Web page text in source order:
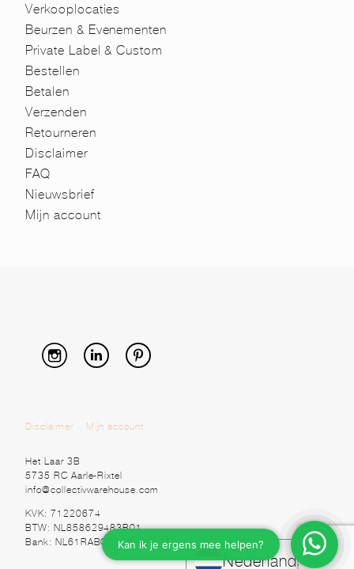
Verkooplocaties
Beurzen & Evenementen
Private Label & Custom
Bestellen
Betalen
Verzenden
Retourneren
Disclaimer
FAQ
Nieuwsbrief
Mijn account
Disclaimer Mijn account
Het Laar 3B
5735 RC Aarle-Rixtel
info@collectivwarehouse.com
KVK: 71220674
BTW: NL858629483B01
Bank: NL61RABO0328920525
Nederlands